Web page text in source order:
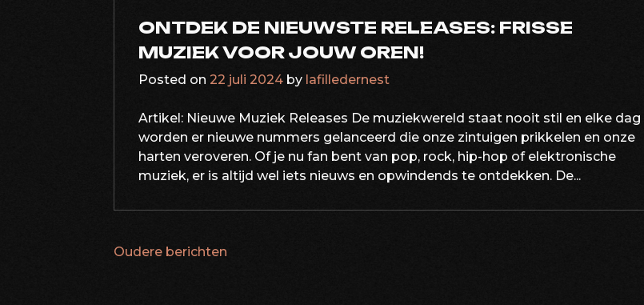
ONTDEK DE NIEUWSTE RELEASES: FRISSE
MUZIEK VOOR JOUW OREN!
Posted on 22 juli 2024 by lafilledernest
Artikel: Nieuwe Muziek Releases De muziekwereld staat nooit stil en elke dag
worden er nieuwe nummers gelanceerd die onze zintuigen prikkelen en onze
harten veroveren. Of je nu fan bent van pop, rock, hip-hop of elektronische
muziek, er is altijd wel iets nieuws en opwindends te ontdekken. De...
BERICHTNAVIGATIE
Oudere berichten